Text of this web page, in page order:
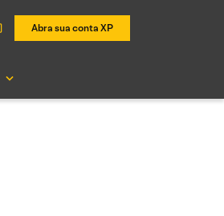
Abra sua conta XP